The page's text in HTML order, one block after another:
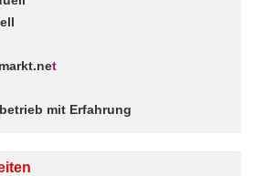
t
mit Erfahrung